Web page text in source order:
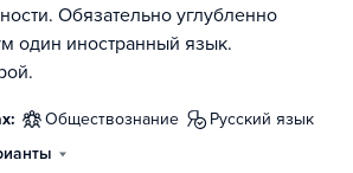
Обязательно углубленно
один иностранный язык.
обществознание
русский язык